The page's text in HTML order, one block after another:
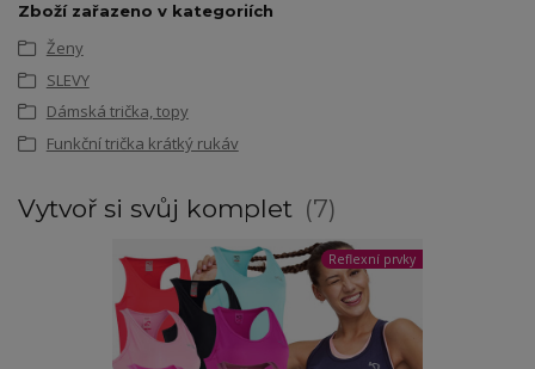
Zboží zařazeno v kategoriích
Ženy
SLEVY
Dámská trička, topy
Funkční trička krátký rukáv
Vytvoř si svůj komplet 7
Reflexní prvky